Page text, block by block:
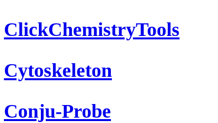
ClickChemistryTools
Cytoskeleton
Conju-Probe